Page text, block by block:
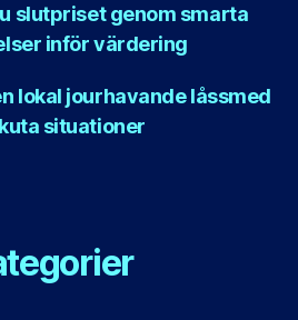
slutpriset genom smarta
inför värdering
lokal jourhavande låssmed
situationer